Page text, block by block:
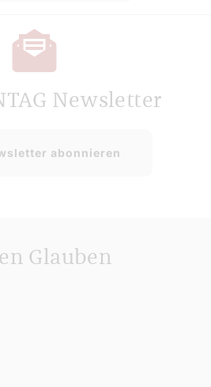
Newsletter
abonnieren
Glauben